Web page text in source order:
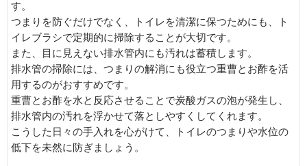
す。
つまりを防ぐだけでなく、トイレを清潔に保つためにも、ト
イレブラシで定期的に掃除することが大切です。
また、目に見えない排水管内にも汚れは蓄積します。
排水管の掃除には、つまりの解消にも役立つ重曹とお酢を活
用するのがおすすめです。
重曹とお酢を水と反応させることで炭酸ガスの泡が発生し、
排水管内の汚れを浮かせて落としやすくしてくれます。
こうした日々の手入れを心がけて、トイレのつまりや水位の
低下を未然に防ぎましょう。